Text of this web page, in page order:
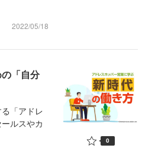
2022/05/18
「自分
「アドレ
ルスやカ
0